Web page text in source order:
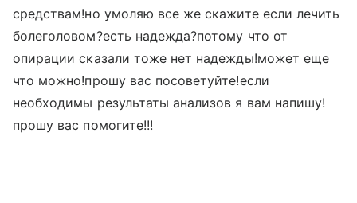
средствам!но умоляю все же скажите если лечить
болеголовом?есть надежда?потому что от
опирации сказали тоже нет надежды!может еще
что можно!прошу вас посоветуйте!если
необходимы результаты анализов я вам напишу!
прошу вас помогите!!!